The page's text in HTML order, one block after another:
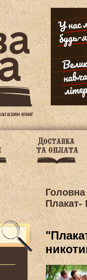
книг
Головна
Плакат-